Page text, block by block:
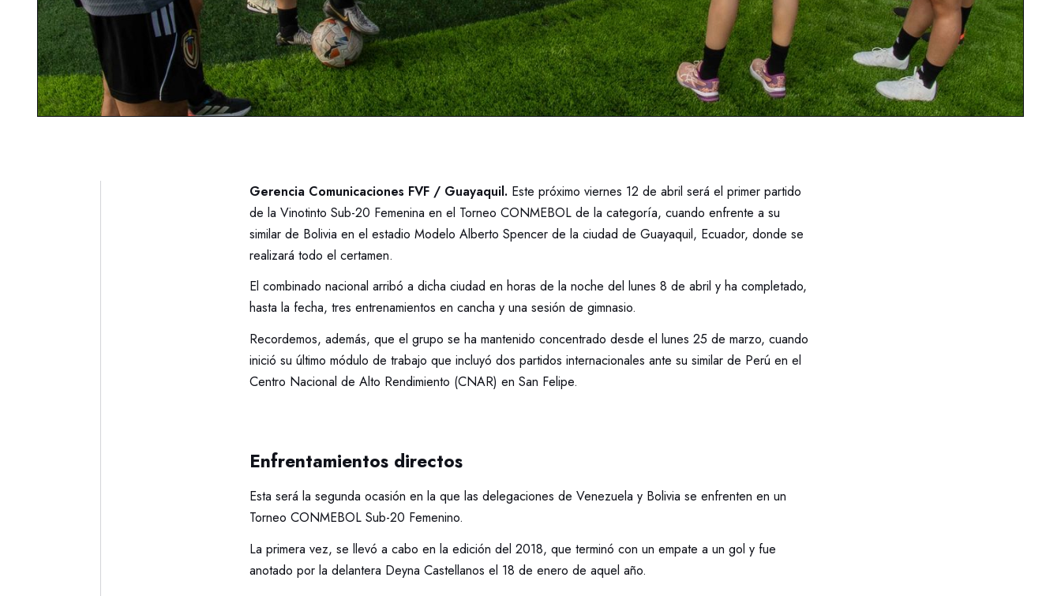
Gerencia Comunicaciones FVF / Guayaquil. Este próximo viernes 12 de abril será el primer partido
de la Vinotinto Sub-20 Femenina en el Torneo CONMEBOL de la categoría, cuando enfrente a su
similar de Bolivia en el estadio Modelo Alberto Spencer de la ciudad de Guayaquil, Ecuador, donde se
realizará todo el certamen.
El combinado nacional arribó a dicha ciudad en horas de la noche del lunes 8 de abril y ha completado,
hasta la fecha, tres entrenamientos en cancha y una sesión de gimnasio.
Recordemos, además, que el grupo se ha mantenido concentrado desde el lunes 25 de marzo, cuando
inició su último módulo de trabajo que incluyó dos partidos internacionales ante su similar de Perú en el
Centro Nacional de Alto Rendimiento (CNAR) en San Felipe.
Enfrentamientos directos
Esta será la segunda ocasión en la que las delegaciones de Venezuela y Bolivia se enfrenten en un
Torneo CONMEBOL Sub-20 Femenino.
La primera vez, se llevó a cabo en la edición del 2018, que terminó con un empate a un gol y fue
anotado por la delantera Deyna Castellanos el 18 de enero de aquel año.